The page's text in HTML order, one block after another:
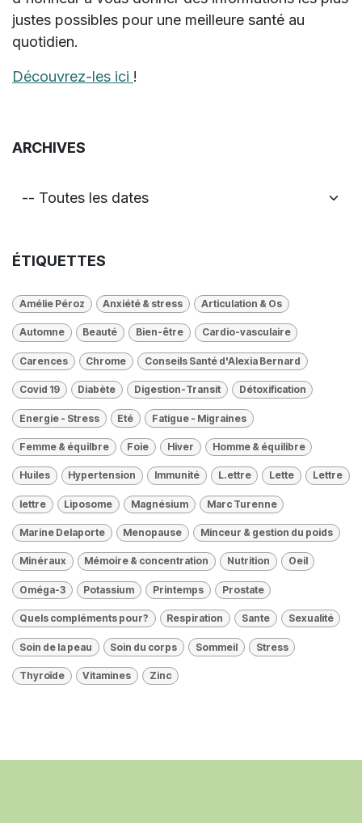
justes possibles pour une meilleure santé au
quotidien.
Découvrez-les ici !
ARCHIVES
ÉTIQUETTES
Amélie Péroz Anxiété & stress Articulation & Os
Automne Beauté Bien-être Cardio-vasculaire
Carences Chrome Conseils Santé d'Alexia Bernard
Covid 19 Diabète Digestion-Transit Détoxification
Energie - Stress Eté Fatigue - Migraines
Femme & équilbre Foie Hiver Homme & équilibre
Huiles Hypertension Immunité L.ettre Lette Lettre
lettre Liposome Magnésium Marc Turenne
Marine Delaporte Menopause Minceur & gestion du poids
Minéraux Mémoire & concentration Nutrition Oeil
Oméga-3 Potassium Printemps Prostate
Quels compléments pour? Respiration Sante Sexualité
Soin de la peau Soin du corps Sommeil Stress
Thyroïde Vitamines Zinc